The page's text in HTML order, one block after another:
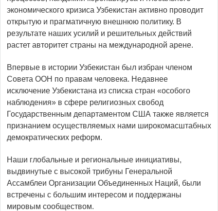
экономического кризиса Узбекистан активно проводит
открытую и прагматичную внешнюю политику. В
результате наших усилий и решительных действий
растет авторитет страны на международной арене.
Впервые в истории Узбекистан был избран членом
Совета ООН по правам человека. Недавнее
исключение Узбекистана из списка стран «особого
наблюдения» в сфере религиозных свобод
Государственным департаментом США также является
признанием осуществляемых нами широкомасштабных
демократических реформ.
Наши глобальные и региональные инициативы,
выдвинутые с высокой трибуны Генеральной
Ассамблеи Организации Объединенных Наций, были
встречены с большим интересом и поддержаны
мировым сообществом.